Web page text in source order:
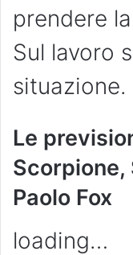
prendere
Sul lavoro
situazione.
Le
Paolo Fox
loading…